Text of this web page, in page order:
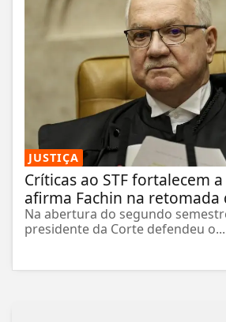
JUSTIÇA
Críticas ao STF fortalecem
afirma Fachin na
Na abertura do segundo
presidente da Corte defendeu o...